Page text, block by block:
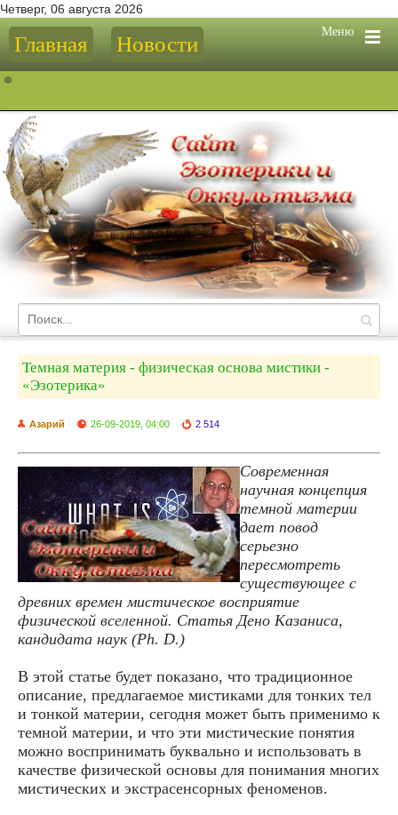
Четверг, 06 августа 2026
Меню
Главная Новости
Темная материя - физическая основа мистики -
«Эзотерика»
Азарий 26-09-2019, 04:00 2 514
Современная
научная концепция
темной материи
дает повод
серьезно
пересмотреть
существующее с
древних времен мистическое восприятие
физической вселенной. Статья Дено Казаниса,
кандидата наук (Ph. D.)
В этой статье будет показано, что традиционное
описание, предлагаемое мистиками для тонких тел
и тонкой материи, сегодня может быть применимо к
темной материи, и что эти мистические понятия
можно воспринимать буквально и использовать в
качестве физической основы для понимания многих
мистических и экстрасенсорных феноменов.